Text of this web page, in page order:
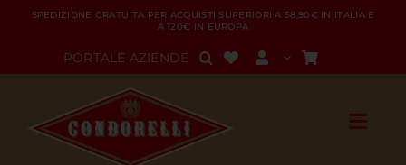
Salta
contenuto
SPEDIZIONE GRATUITA PER ACQUISTI SUPERIORI A 58,90€ IN ITALIA E
A 120€ IN EUROPA
PORTALE AZIENDE